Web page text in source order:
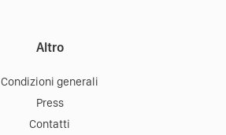
Altro
Condizioni generali
Press
Contatti